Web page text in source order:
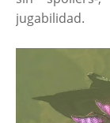
jugabilidad.